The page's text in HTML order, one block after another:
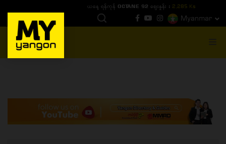
ယနေ့ ရန်ကုန် OCTANE 92 ဈေးနှုန်း : 2,285 Ks
Myanmar
MENU